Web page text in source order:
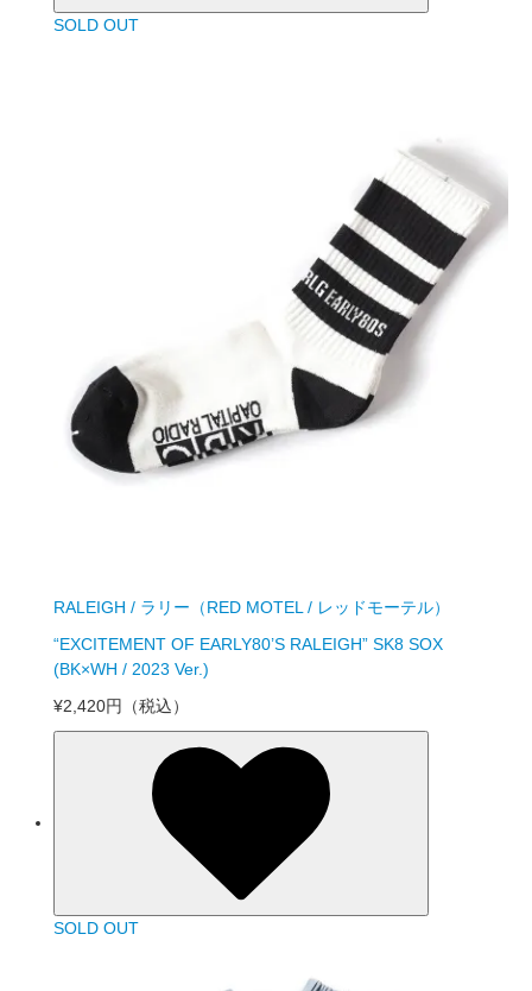
SOLD OUT
RALEIGH / ラリー（RED MOTEL / レッドモーテル）
“EXCITEMENT OF EARLY80’S RALEIGH” SK8 SOX
(BK×WH / 2023 Ver.)
¥2,420円
（税込）
SOLD OUT